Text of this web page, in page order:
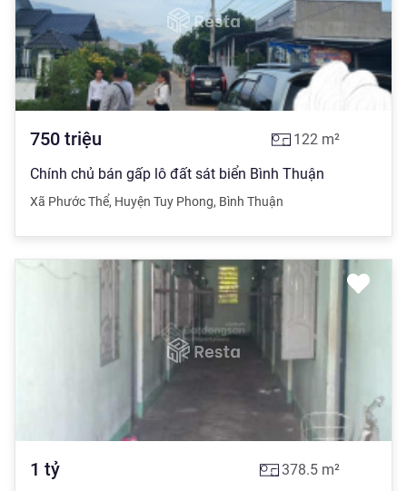
750 triệu 122 m²
Chính chủ bán gấp lô đất sát biển Bình Thuận
Xã Phước Thể, Huyện Tuy Phong, Bình Thuận
1 tỷ 378.5 m²